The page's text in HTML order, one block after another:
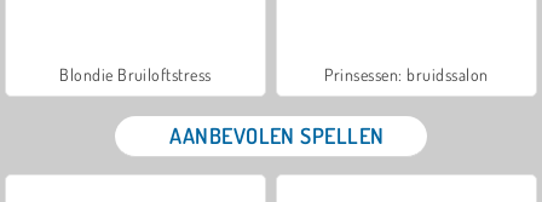
Blondie Bruiloftstress Prinsessen: bruidssalon
AANBEVOLEN SPELLEN